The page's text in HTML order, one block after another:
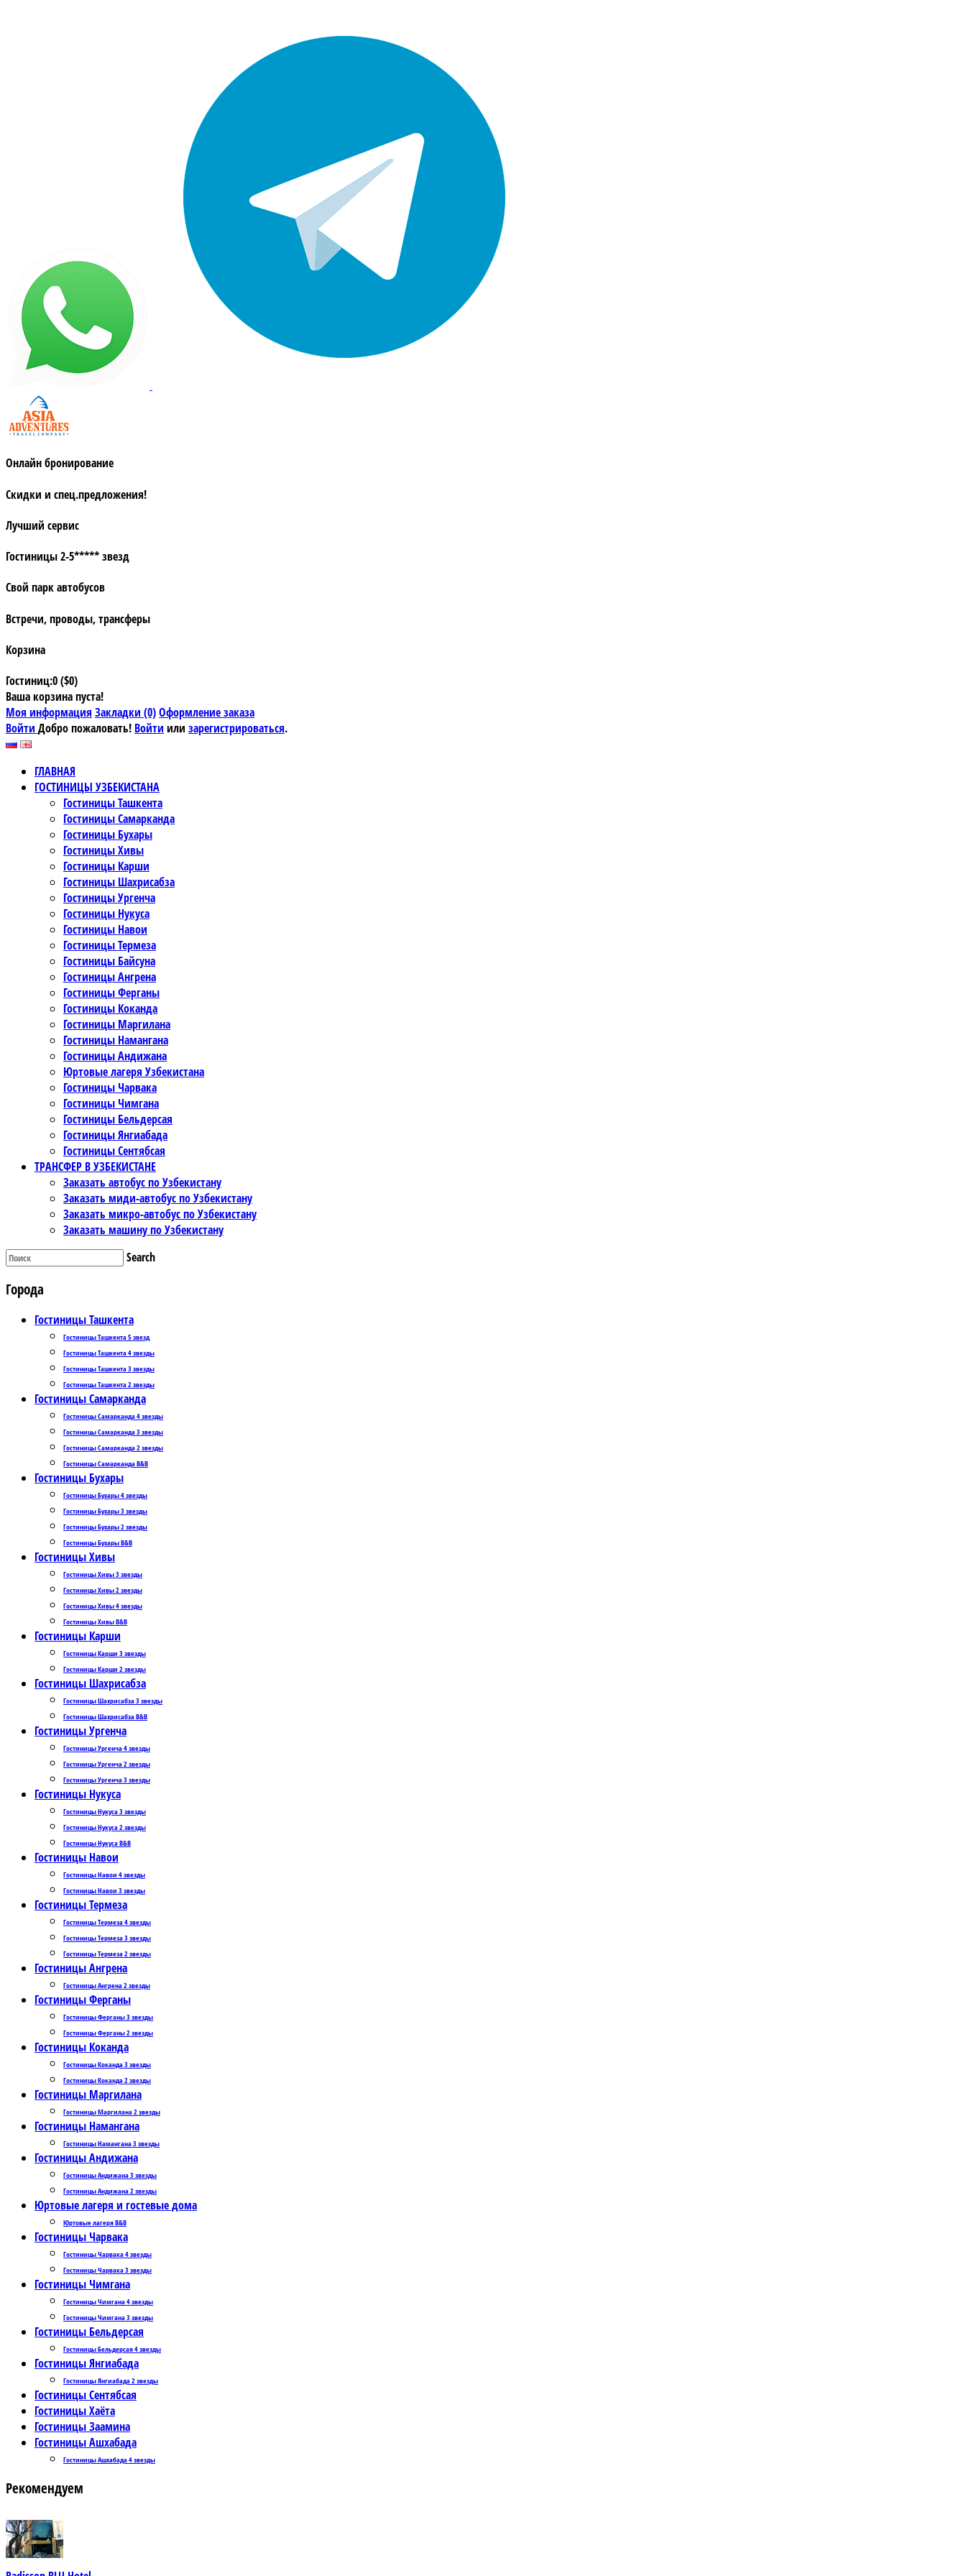
Онлайн бронирование
Скидки и спец.предложения!
Лучший сервис
Гостиницы 2-5***** звезд
Свой парк автобусов
Встречи, проводы, трансферы
Корзина
Гостиниц:0 ($0)
Ваша корзина пуста!
Моя информация Закладки (0)Оформление заказа
Войти Добро пожаловать! Войти или зарегистрироваться.
ГЛАВНАЯ
ГОСТИНИЦЫ УЗБЕКИСТАНА
Гостиницы Ташкента
Гостиницы Самарканда
Гостиницы Бухары
Гостиницы Хивы
Гостиницы Карши
Гостиницы Шахрисабза
Гостиницы Ургенча
Гостиницы Нукуса
Гостиницы Навои
Гостиницы Термеза
Гостиницы Байсуна
Гостиницы Ангрена
Гостиницы Ферганы
Гостиницы Коканда
Гостиницы Маргилана
Гостиницы Намангана
Гостиницы Андижана
Юртовые лагеря Узбекистана
Гостиницы Чарвака
Гостиницы Чимгана
Гостиницы Бельдерсая
Гостиницы Янгиабада
Гостиницы Сентябсая
ТРАНСФЕР В УЗБЕКИСТАНЕ
Заказать автобус по Узбекистану
Заказать миди-автобус по Узбекистану
Заказать микро-автобус по Узбекистану
Заказать машину по Узбекистану
Search
Города
Гостиницы Ташкента
Гостиницы Ташкента 5 звезд
Гостиницы Ташкента 4 звезды
Гостиницы Ташкента 3 звезды
Гостиницы Ташкента 2 звезды
Гостиницы Самарканда
Гостиницы Самарканда 4 звезды
Гостиницы Самарканда 3 звезды
Гостиницы Самарканда 2 звезды
Гостиницы Самарканда B&B
Гостиницы Бухары
Гостиницы Бухары 4 звезды
Гостиницы Бухары 3 звезды
Гостиницы Бухары 2 звезды
Гостиницы Бухары B&B
Гостиницы Хивы
Гостиницы Хивы 3 звезды
Гостиницы Хивы 2 звезды
Гостиницы Хивы 4 звезды
Гостиницы Хивы B&B
Гостиницы Карши
Гостиницы Карши 3 звезды
Гостиницы Карши 2 звезды
Гостиницы Шахрисабза
Гостиницы Шахрисабза 3 звезды
Гостиницы Шахрисабза B&B
Гостиницы Ургенча
Гостиницы Ургенча 4 звезды
Гостиницы Ургенча 2 звезды
Гостиницы Ургенча 3 звезды
Гостиницы Нукуса
Гостиницы Нукуса 3 звезды
Гостиницы Нукуса 2 звезды
Гостиницы Нукуса B&B
Гостиницы Навои
Гостиницы Навои 4 звезды
Гостиницы Навои 3 звезды
Гостиницы Термеза
Гостиницы Термеза 4 звезды
Гостиницы Термеза 3 звезды
Гостиницы Термеза 2 звезды
Гостиницы Ангрена
Гостиницы Ангрена 2 звезды
Гостиницы Ферганы
Гостиницы Ферганы 3 звезды
Гостиницы Ферганы 2 звезды
Гостиницы Коканда
Гостиницы Коканда 3 звезды
Гостиницы Коканда 2 звезды
Гостиницы Маргилана
Гостиницы Маргилана 2 звезды
Гостиницы Намангана
Гостиницы Намангана 3 звезды
Гостиницы Андижана
Гостиницы Андижана 3 звезды
Гостиницы Андижана 2 звезды
Юртовые лагеря и гостевые дома
Юртовые лагеря B&B
Гостиницы Чарвака
Гостиницы Чарвака 4 звезды
Гостиницы Чарвака 3 звезды
Гостиницы Чимгана
Гостиницы Чимгана 4 звезды
Гостиницы Чимгана 3 звезды
Гостиницы Бельдерсая
Гостиницы Бельдерсая 4 звезды
Гостиницы Янгиабада
Гостиницы Янгиабада 2 звезды
Гостиницы Сентябсая
Гостиницы Хаёта
Гостиницы Заамина
Гостиницы Ашхабада
Гостиницы Ашхабада 4 звезды
Рекомендуем